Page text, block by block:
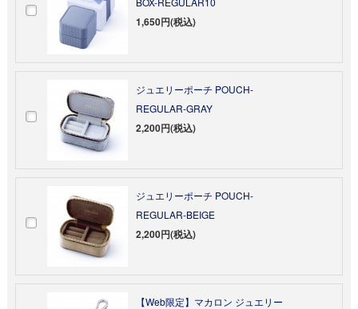
1,650円(税込)
ジュエリーポーチ POUCH-
REGULAR-GRAY
2,200円(税込)
ジュエリーポーチ POUCH-
REGULAR-BEIGE
2,200円(税込)
【Web限定】マカロン ジュエリー